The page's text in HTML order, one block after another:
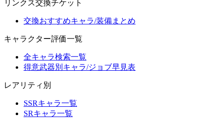
リンクス交換チケット
交換おすすめキャラ/装備まとめ
キャラクター評価一覧
全キャラ検索一覧
得意武器別キャラ/ジョブ早見表
レアリティ別
SSRキャラ一覧
SRキャラ一覧